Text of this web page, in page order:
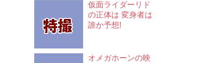
仮面ライダーリド
の正体は 変身者は
誰か予想!
オメガホーンの映